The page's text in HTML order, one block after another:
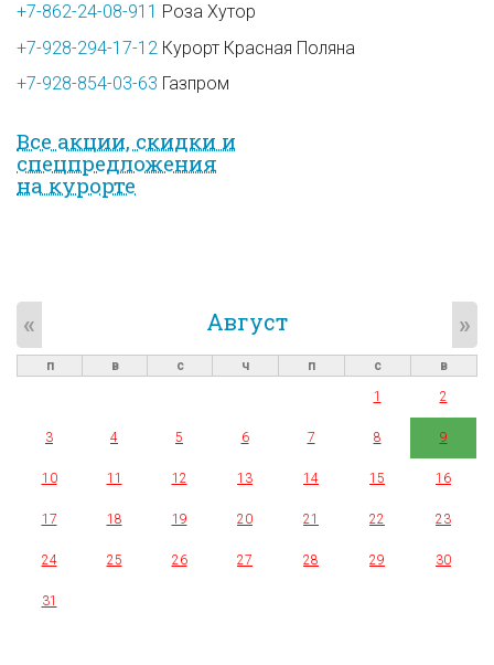
+7-862-24-08-911 Роза Хутор
+7-928-294-17-12 Курорт Красная Поляна
+7-928-854-03-63 Газпром
Все акции, скидки и
спец­предложе­ния
на курорте
Август
« »
п в с ч п с
в
1
2
3 4 5 6 7 8 9
10 11 12 13 14 15 16
17 18 19 20 21 22 23
24 25 26 27 28 29 30
31